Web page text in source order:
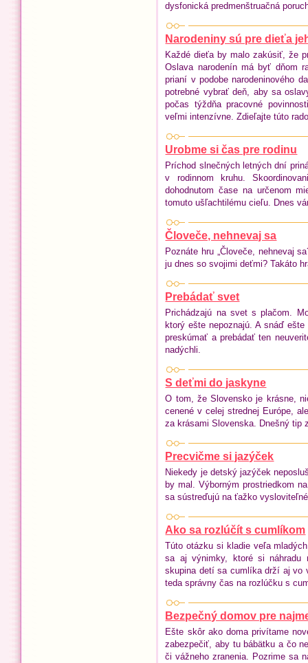
dysfonická predmenštruačná
Narodeniny sú pre dieťa
Každé dieťa by malo zakúsiť, že
Oslava narodenín má byť dňom
prianí v podobe narodeninového
potrebné vybrať deň, aby sa
počas týždňa pracovné
veľmi intenzívne. Zdieľajte túto
Urobme si čas pre rodinu
Príchod slnečných letných dní
v rodinnom kruhu.
dohodnutom čase na určenom
tomuto ušľachtilému cieľu. Dnes
Človeče, nehnevaj sa
Poznáte hru „Človeče, nehnevaj
ju dnes so svojimi deťmi? Takáto
Prebádať svet
Prichádzajú na svet s plačom.
ktorý ešte nepoznajú. A snáď
preskúmať a prebádať ten
nadýchli.
S deťmi do jaskyne
O tom, že Slovensko je krásne,
cenené v celej strednej Európe,
za krásami Slovenska. Dnešný tip
Precvičme si jazýček
Niekedy je detský jazýček
by mal. Výborným prostriedkom
sa sústreďujú na ťažko
Ako sa rozlúčít s cumlíkom
Túto otázku si kladie veľa
sa aj výnimky, ktoré si náhradu
skupina detí sa cumlíka drží aj vo
teda správny čas na rozlúčku s
Bezpečný domov pre
Ešte skôr ako doma privítame
zabezpečiť, aby tu bábätku a čo
či vážneho zranenia. Pozrime sa